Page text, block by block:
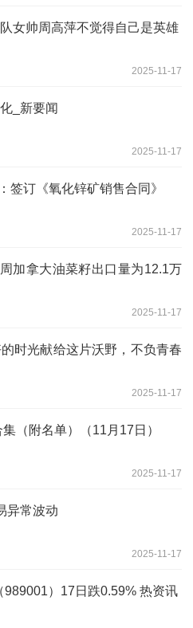
女帅周高萍不觉得自己是英雄
2025-11-17
_新要闻
2025-11-17
签订《氧化锌矿销售合同》
2025-11-17
加拿大油菜籽出口量为12.1万
2025-11-17
时光献给这片沃野，不负青春
2025-11-17
（附名单）（11月17日）
2025-11-17
异常波动
2025-11-17
989001）17日跌0.59% 热资讯